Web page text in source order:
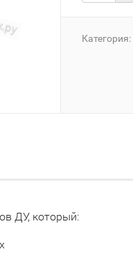
Категория:
ДУ, который: